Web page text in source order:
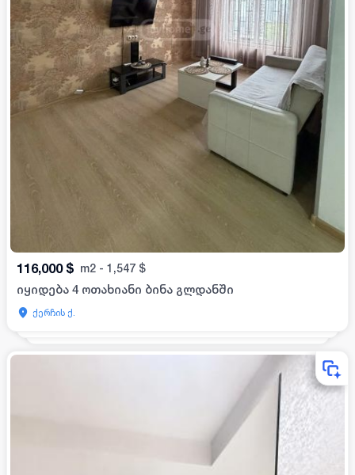
116,000 $ m2 - 1,547 $
იყიდება 4 ოთახიანი ბინა გლდანში
ქერჩის ქ.